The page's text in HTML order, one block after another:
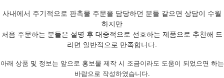
사내에서 주기적으로 판촉물 주문을 담당하던 분들 같으면 상담이 수월
하지만
처음 주문하는 분들은 설명 후 대중적으로 선호하는 제품으로 추천해 드
리면 일반적으로 만족합니다.
아래 상품 및 정보는 앞으로 홍보물 제작 시 조금이라도 도움이 되었으면 하는
바람으로 작성하였습니다.